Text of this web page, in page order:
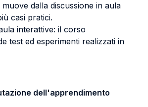
muove dalla discussione in aula
casi pratici.
interattive: il corso
test ed esperimenti realizzati in
dell'apprendimento